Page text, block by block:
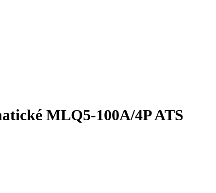
MLQ5-100A/4P ATS